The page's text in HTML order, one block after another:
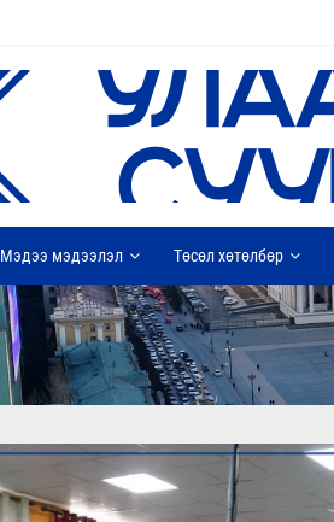
Мэдээ мэдээлэл Төсөл хөтөлбөр